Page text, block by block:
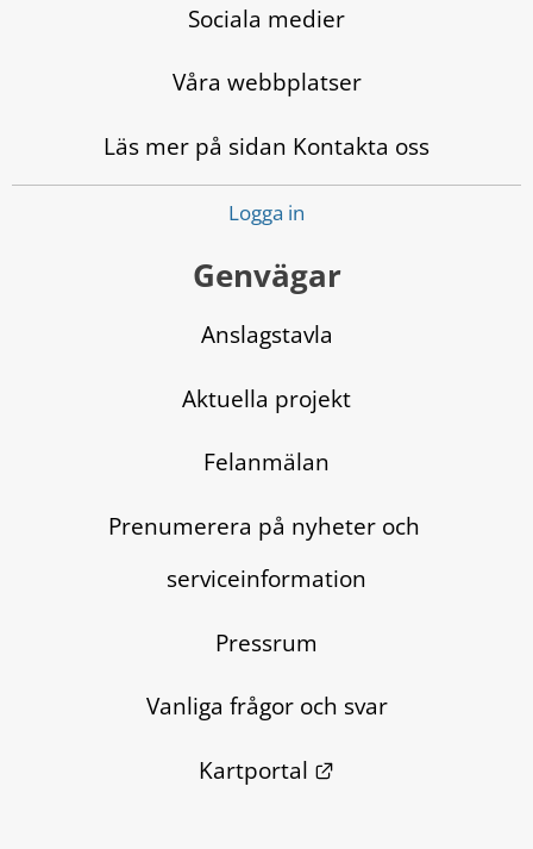
Sociala medier
Våra webbplatser
Läs mer på sidan Kontakta oss
Logga in
Genvägar
Anslagstavla
Aktuella projekt
Felanmälan
Prenumerera på nyheter och
serviceinformation
Pressrum
Vanliga frågor och svar
Kartportal
Länk till annan